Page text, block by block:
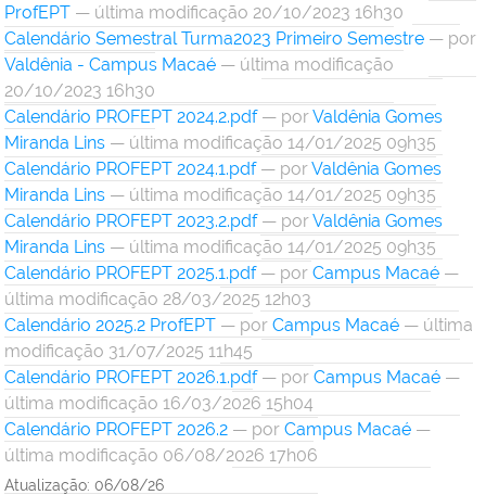
ProfEPT — última modificação 20/10/2023 16h30
Calendário Semestral Turma2023 Primeiro Semestre — por
Valdênia - Campus Macaé — última modificação
20/10/2023 16h30
Calendário PROFEPT 2024.2.pdf — porValdênia Gomes
Miranda Lins — última modificação 14/01/2025 09h35
Calendário PROFEPT 2024.1.pdf — porValdênia Gomes
Miranda Lins — última modificação 14/01/2025 09h35
Calendário PROFEPT 2023.2.pdf — porValdênia Gomes
Miranda Lins — última modificação 14/01/2025 09h35
Calendário PROFEPT 2025.1.pdf — por Campus Macaé —
última modificação 28/03/2025 12h03
Calendário 2025.2 ProfEPT — por Campus Macaé — última
modificação 31/07/2025 11h45
Calendário PROFEPT 2026.1.pdf — por Campus Macaé —
última modificação 16/03/2026 15h04
Calendário PROFEPT 2026.2 — por Campus Macaé —
última modificação 06/08/2026 17h06
Atualização: 06/08/26